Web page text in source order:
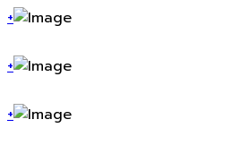
+
+
+